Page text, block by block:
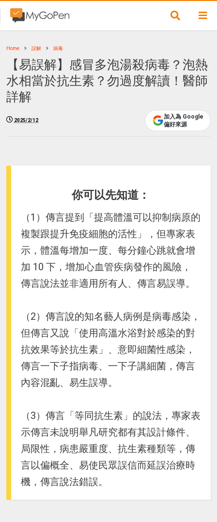
Home 誤解 病毒
【易誤解】感冒多泡湯殺病毒？泡熱
水相當於抗生素？勿過度解讀！醫師
詳解
2025/2/12
加入為 Google
偏好來源
你可以先知道：
（1）傳言提到「提高體溫可以抑制病原的
複製跟提升免疫細胞的活性」，但專家表
示，體溫每增加一度、每分鐘心跳就會增
加 10 下，增加心血管疾病發作的風險，
傳言說法並非適用所有人、傳言易誤導。
（2）傳言說的知名藝人病例是病毒感染，
但傳言又說「使用高溫水浴對於感染的對
抗效果等於抗生素」、意即細菌性感染，
傳言一下子指病毒、一下子講細菌，傳言
內容混亂、易生誤導。
（3）傳言「等同抗生素」的說法，專家表
示傳言未說明舉凡研究都有其設計條件、
局限性，病患嚴重度、抗生素種類等，傳
言以偏概全、易使民眾誤信而延誤治療時
機，傳言說法錯誤。